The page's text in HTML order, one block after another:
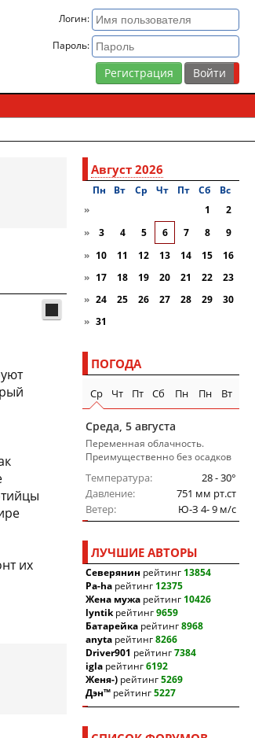
Логин:
Пароль:
Регистрация
их
Август 2026
Пн Вт Ср Чт Пт Сб
Вc
»
1
2
»
3 4 5 6 7 8
9
» 10 11 12 13 14 15
16
» 17 18 19 20 21 22
23
» 24 25 26 27 28 29
30
» 31
ПОГОДА
Ср Чт Пт Сб Пн Пн Вт
Среда, 5 августа
Переменная облачность.
Преимущественно без осадков
Температура
28 - 30°
Давление
751 мм рт.ст
Ветер
Ю-З 4- 9 м/c
ЛУЧШИЕ АВТОРЫ
Северянин рейтинг 13854
Pa-ha рейтинг 12375
Жена мужа рейтинг 10426
lyntikрейтинг9659
Батарейка рейтинг8968
anyta рейтинг8266
Driver901 рейтинг7384
igla рейтинг6192
Женя-) рейтинг5269
Дэн™ рейтинг5227